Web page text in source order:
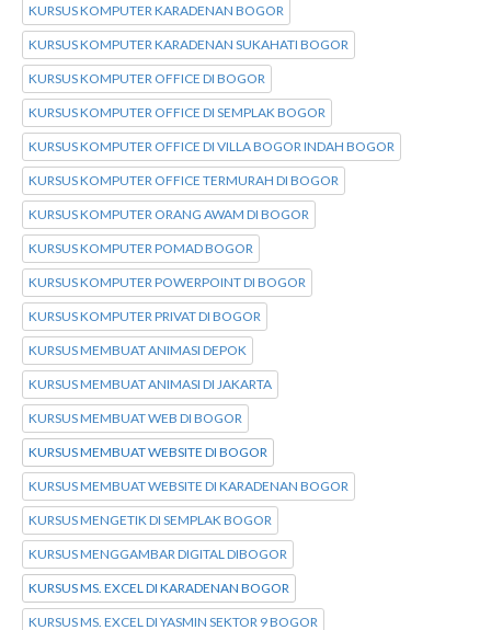
KURSUS KOMPUTER KARADENAN BOGOR
KURSUS KOMPUTER KARADENAN SUKAHATI BOGOR
KURSUS KOMPUTER OFFICE DI BOGOR
KURSUS KOMPUTER OFFICE DI SEMPLAK BOGOR
KURSUS KOMPUTER OFFICE DI VILLA BOGOR INDAH BOGOR
KURSUS KOMPUTER OFFICE TERMURAH DI BOGOR
KURSUS KOMPUTER ORANG AWAM DI BOGOR
KURSUS KOMPUTER POMAD BOGOR
KURSUS KOMPUTER POWERPOINT DI BOGOR
KURSUS KOMPUTER PRIVAT DI BOGOR
KURSUS MEMBUAT ANIMASI DEPOK
KURSUS MEMBUAT ANIMASI DI JAKARTA
KURSUS MEMBUAT WEB DI BOGOR
KURSUS MEMBUAT WEBSITE DI BOGOR
KURSUS MEMBUAT WEBSITE DI KARADENAN BOGOR
KURSUS MENGETIK DI SEMPLAK BOGOR
KURSUS MENGGAMBAR DIGITAL DIBOGOR
KURSUS MS. EXCEL DI KARADENAN BOGOR
KURSUS MS. EXCEL DI YASMIN SEKTOR 9 BOGOR